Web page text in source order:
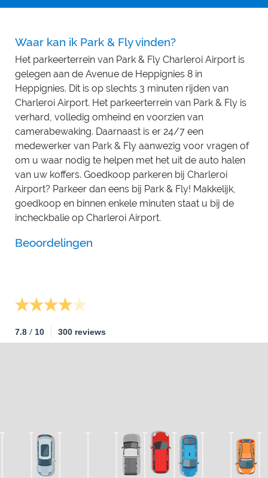
Waar kan ik Park & Fly vinden?
Het parkeerterrein van Park & Fly Charleroi Airport is
gelegen aan de Avenue de Heppignies 8 in
Heppignies. Dit is op slechts 3 minuten rijden van
Charleroi Airport. Het parkeerterrein van Park & Fly is
verhard, volledig omheind en voorzien van
camerabewaking. Daarnaast is er 24/7 een
medewerker van Park & Fly aanwezig voor vragen of
om u waar nodig te helpen met het uit de auto halen
van uw koffers. Goedkoop parkeren bij Charleroi
Airport? Parkeer dan eens bij Park & Fly! Makkelijk,
goedkoop en binnen enkele minuten staat u bij de
incheckbalie op Charleroi Airport.
Beoordelingen
7.8 / 10 300 reviews